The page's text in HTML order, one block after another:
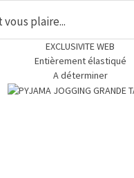
plaire...
EXCLUSIVITE WEB
Entièrement élastiqué
A déterminer